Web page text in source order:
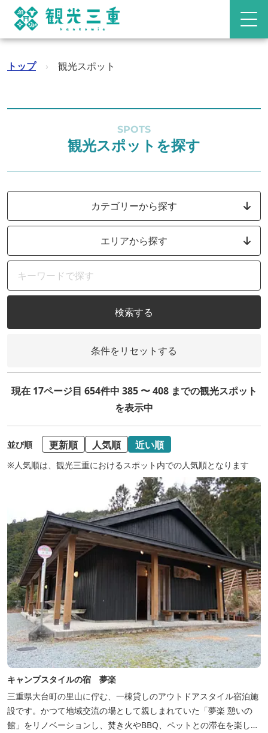
トップ › 観光スポット
SPOTS
観光スポットを探す
カテゴリーから探す
エリアから探す
検索する
条件をリセットする
現在 17ページ目 654件中 385 〜 408 までの観光スポット
を表示中
並び順 更新順 人気順 近い順
※人気順は、観光三重におけるスポット内での人気順となります
キャンプスタイルの宿 夢楽
三重県大台町の里山に佇む、一棟貸しのアウトドアスタイル宿泊施
設です。かつて地域交流の場として親しまれていた「夢楽 憩いの
館」をリノベーションし、焚き火やBBQ、ペットとの滞在を楽しめ